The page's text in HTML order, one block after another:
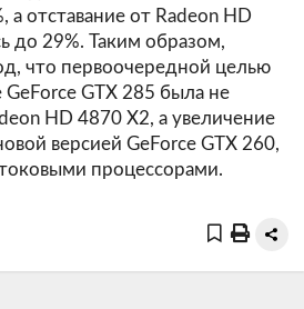
а отставание от Radeon HD
до 29%. Таким образом,
что первоочередной целью
GTX 285 была не
HD 4870 X2, а увеличение
версией GeForce GTX 260,
процессорами.